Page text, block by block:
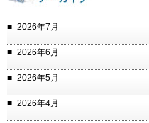
2026年7月
2026年6月
2026年5月
2026年4月